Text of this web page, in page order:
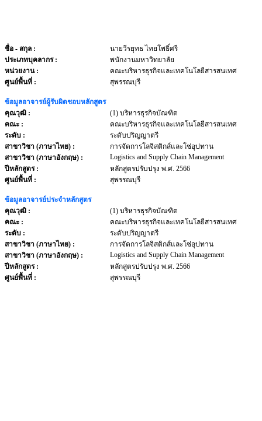
ชื่อ - สกุล :
นายวีรยุทธ ไทยโพธิ์ศรี
ประเภทบุคลากร :
พนักงานมหาวิทยาลัย
หน่วยงาน :
คณะบริหารธุรกิจและเทคโนโลยีสารสนเทศ
ศูนย์พื้นที่ :
สุพรรณบุรี
ข้อมูลอาจารย์ผู้รับผิดชอบหลักสูตร
คุณวุฒิ :
(1) บริหารธุรกิจบัณฑิต
คณะ :
คณะบริหารธุรกิจและเทคโนโลยีสารสนเทศ
ระดับ :
ระดับปริญญาตรี
สาขาวิชา (ภาษาไทย) :
การจัดการโลจิสติกส์และโซ่อุปทาน
สาขาวิชา (ภาษาอังกฤษ) :
Logistics and Supply Chain Management
ปีหลักสูตร :
หลักสูตรปรับปรุง พ.ศ. 2566
ศูนย์พื้นที่ :
สุพรรณบุรี
ข้อมูลอาจารย์ประจำหลักสูตร
คุณวุฒิ :
(1) บริหารธุรกิจบัณฑิต
คณะ :
คณะบริหารธุรกิจและเทคโนโลยีสารสนเทศ
ระดับ :
ระดับปริญญาตรี
สาขาวิชา (ภาษาไทย) :
การจัดการโลจิสติกส์และโซ่อุปทาน
สาขาวิชา (ภาษาอังกฤษ) :
Logistics and Supply Chain Management
ปีหลักสูตร :
หลักสูตรปรับปรุง พ.ศ. 2566
ศูนย์พื้นที่ :
สุพรรณบุรี